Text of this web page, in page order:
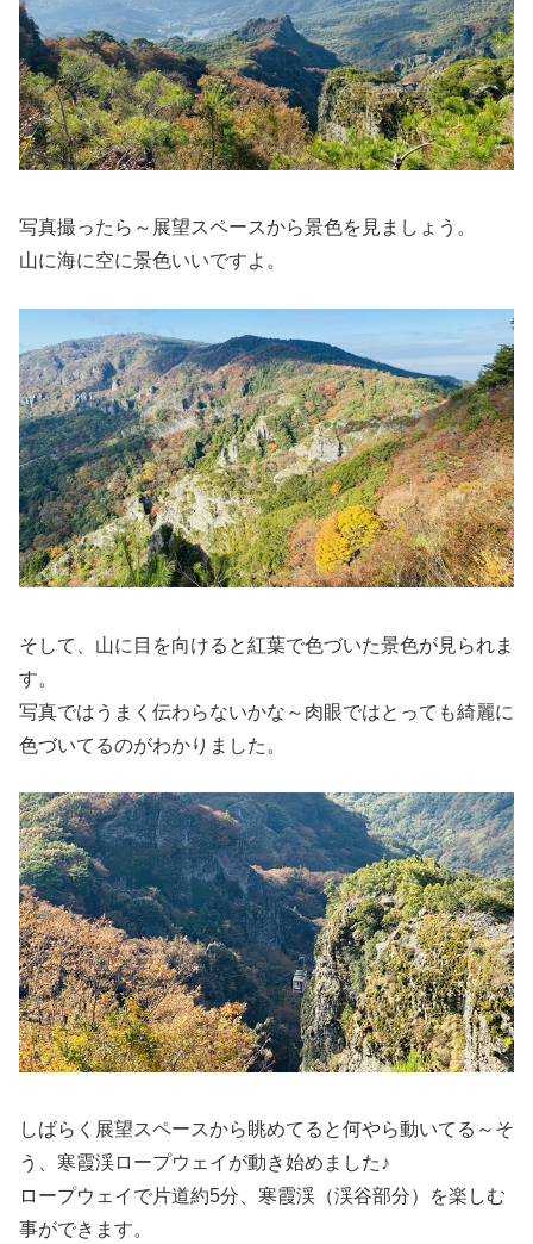
写真撮ったら～展望スペースから景色を見ましょう。
山に海に空に景色いいですよ。
そして、山に目を向けると紅葉で色づいた景色が見られま
す。
写真ではうまく伝わらないかな～肉眼ではとっても綺麗に
色づいてるのがわかりました。
しばらく展望スペースから眺めてると何やら動いてる～そ
う、寒霞渓ロープウェイが動き始めました♪
ロープウェイで片道約5分、寒霞渓（渓谷部分）を楽しむ
事ができます。